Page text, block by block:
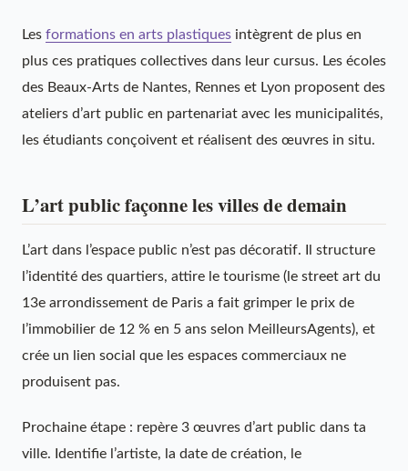
Les formations en arts plastiques intègrent de plus en
plus ces pratiques collectives dans leur cursus. Les écoles
des Beaux-Arts de Nantes, Rennes et Lyon proposent des
ateliers d’art public en partenariat avec les municipalités,
les étudiants conçoivent et réalisent des œuvres in situ.
L’art public façonne les villes de demain
L’art dans l’espace public n’est pas décoratif. Il structure
l’identité des quartiers, attire le tourisme (le street art du
13e arrondissement de Paris a fait grimper le prix de
l’immobilier de 12 % en 5 ans selon MeilleursAgents), et
crée un lien social que les espaces commerciaux ne
produisent pas.
Prochaine étape : repère 3 œuvres d’art public dans ta
ville. Identifie l’artiste, la date de création, le